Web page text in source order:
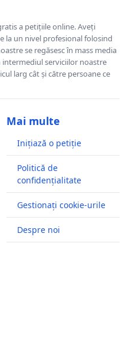
a petițiile online. Aveți
la un nivel profesional folosind
se regăsesc în mass media
serviciilor noastre
larg cât și către persoane ce
Mai multe
Inițiază o petiție
Politică de
confidențialitate
Gestionați cookie-urile
Despre noi